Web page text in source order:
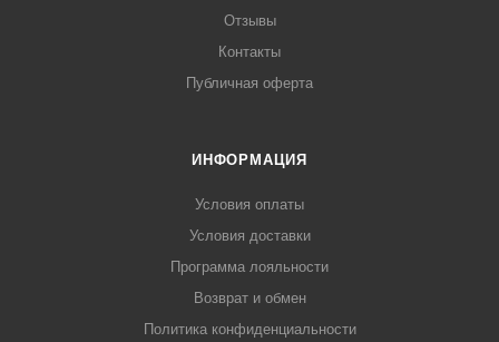
Отзывы
Контакты
Публичная оферта
ИНФОРМАЦИЯ
Условия оплаты
Условия доставки
Программа лояльности
Возврат и обмен
Политика конфиденциальности